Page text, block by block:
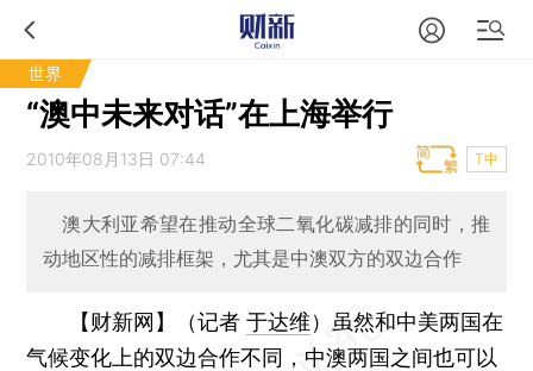
世界
“澳中未来对话”在上海举行
2010年08月13日 07:44 T中
澳大利亚希望在推动全球二氧化碳减排的同时，推
动地区性的减排框架，尤其是中澳双方的双边合作
【财新网】（记者于达维） 虽然和中美两国在
气候变化上的双边合作不同，中澳两国之间也可以